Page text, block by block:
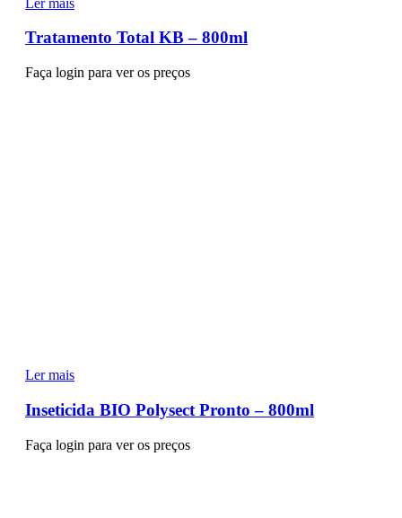
Tratamento Total KB – 800ml
Faça login para ver os preços
Ler mais
Inseticida BIO Polysect Pronto – 800ml
Faça login para ver os preços